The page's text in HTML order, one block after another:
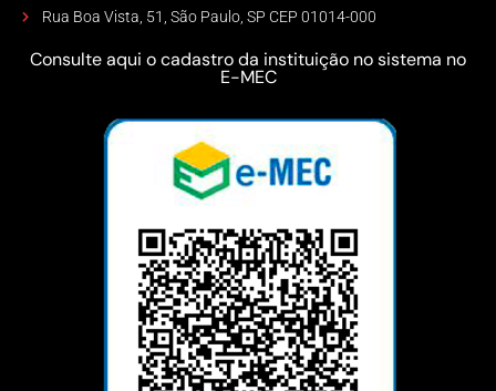
Rua Boa Vista, 51, São Paulo, SP CEP 01014-000
Consulte aqui o cadastro da instituição no sistema no
E-MEC